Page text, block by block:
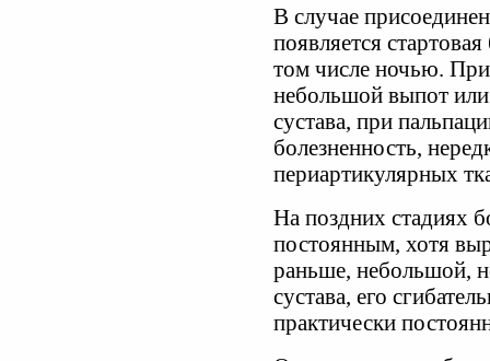
В случае
появляется
том числе ночью.
небольшой выпот
сустава, при
болезненность,
периартикулярных
На поздних стадиях
постоянным, хотя
раньше, небольшой,
сустава, его
практически